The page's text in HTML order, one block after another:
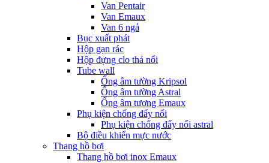
Van Pentair
Van Emaux
Van 6 ngả
Bục xuất phát
Hộp gạn rác
Hộp đựng clo thả nổi
Tube wall
Ống âm tường Kripsol
Ống âm tường Astral
Ống âm tương Emaux
Phụ kiện chống đẩy nổi
Phụ kiện chống đẩy nổi astral
Bộ điều khiển mực nước
Thang hồ bơi
Thang hồ bơi inox Emaux